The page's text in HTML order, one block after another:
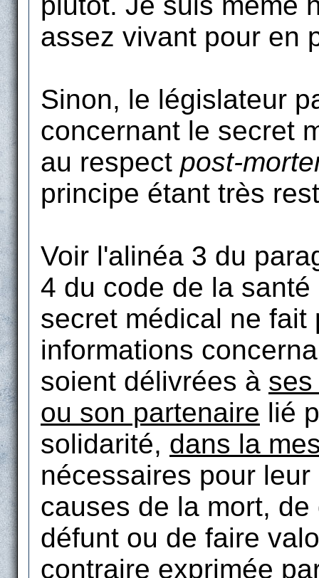
assez vivant pour en
Sinon, le législateur
concernant le secret
au respect post-
principe étant très
Voir l'alinéa 3 du
4 du code de la
secret médical ne
informations
soient délivrées à
ou son partenaire lié
solidarité, dans la
nécessaires pour
causes de la mort,
défunt ou de faire
contraire exprimée